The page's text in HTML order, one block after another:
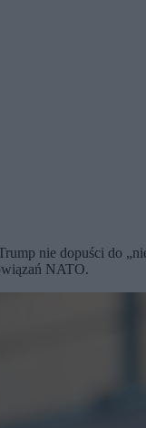
nie dopuści do
NATO.